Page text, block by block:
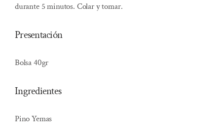
durante 5 minutos. Colar y tomar.
Presentación
Bolsa 40gr
Ingredientes
Pino Yemas